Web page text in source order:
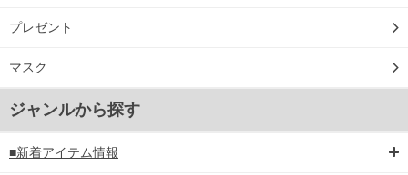
プレゼント
マスク
ジャンルから探す
■新着アイテム情報